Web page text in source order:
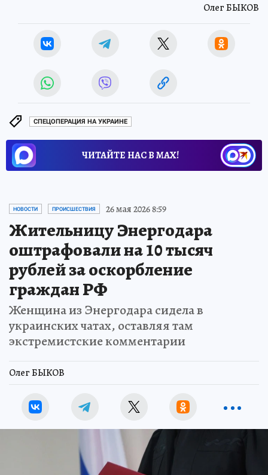
Олег БЫКОВ
СПЕЦОПЕРАЦИЯ НА УКРАИНЕ
ЧИТАЙТЕ НАС В МАХ!
НОВОСТИ ПРОИСШЕСТВИЯ 26 мая 2026 8:59
Жительницу Энергодара
оштрафовали на 10 тысяч
рублей за оскорбление
граждан РФ
Женщина из Энергодара сидела в
украинских чатах, оставляя там
экстремистские комментарии
Олег БЫКОВ